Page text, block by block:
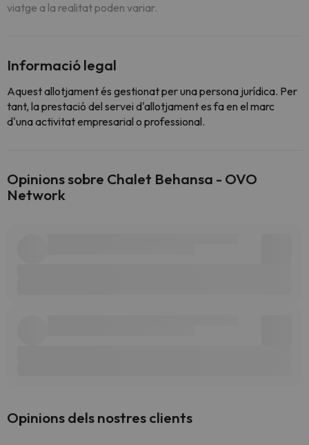
viatge a la realitat poden variar.
Informació legal
Aquest allotjament és gestionat per una persona jurídica. Per
tant, la prestació del servei d'allotjament es fa en el marc
d'una activitat empresarial o professional.
Opinions sobre Chalet Behansa - OVO
Network
Opinions dels nostres clients